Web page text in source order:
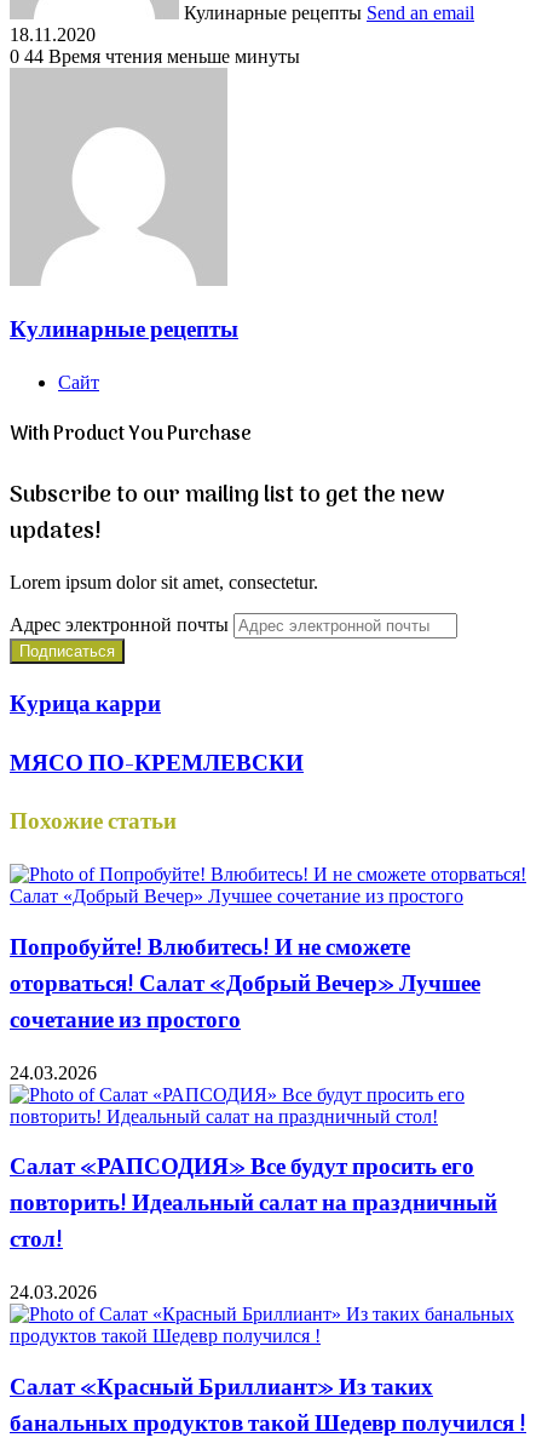
Кулинарные рецепты Send an email
18.11.2020
0 44 Время чтения меньше минуты
Кулинарные рецепты
Сайт
With Product You Purchase
Subscribe to our mailing list to get the new
updates!
Lorem ipsum dolor sit amet, consectetur.
Адрес электронной почты
Курица карри
МЯСО ПО-КРЕМЛЕВСКИ
Похожие статьи
Попробуйте! Влюбитесь! И не сможете
оторваться! Салат «Добрый Вечер» Лучшее
сочетание из простого
24.03.2026
Салат «РАПСОДИЯ» Все будут просить его
повторить! Идеальный салат на праздничный
стол!
24.03.2026
Салат «Красный Бриллиант» Из таких
банальных продуктов такой Шедевр получился !